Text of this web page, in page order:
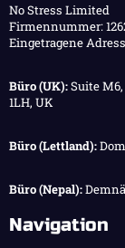
No Stress Limited
Firmennummer:
Eingetragene
Büro (UK):Suite
1LH, UK
Büro (Lettland):
Büro (Nepal):
Navigation